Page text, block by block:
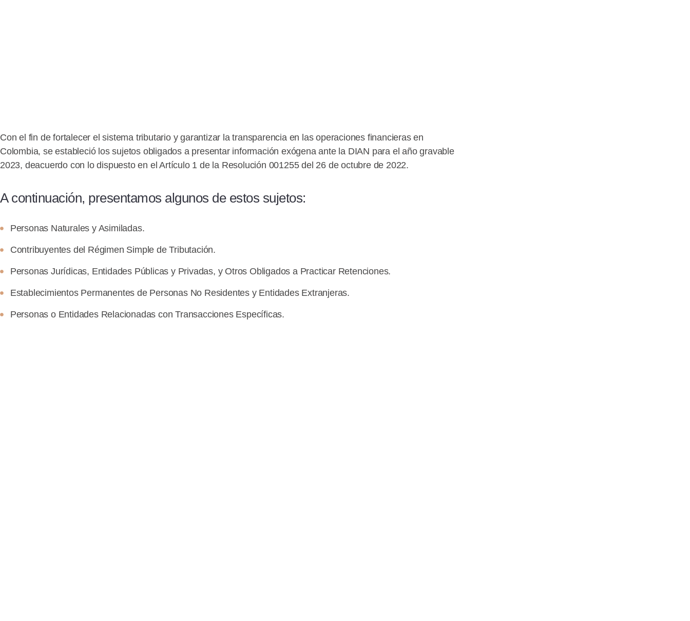
Con el fin de fortalecer el sistema tributario y garantizar la transparencia en las operaciones financieras en
Colombia, se estableció los sujetos obligados a presentar información exógena ante la DIAN para el año gravable
2023, deacuerdo con lo dispuesto en el Artículo 1 de la Resolución 001255 del 26 de octubre de 2022.
A continuación, presentamos algunos de estos sujetos:
Personas Naturales y Asimiladas.
Contribuyentes del Régimen Simple de Tributación.
Personas Jurídicas, Entidades Públicas y Privadas, y Otros Obligados a Practicar Retenciones.
Establecimientos Permanentes de Personas No Residentes y Entidades Extranjeras.
Personas o Entidades Relacionadas con Transacciones Específicas.